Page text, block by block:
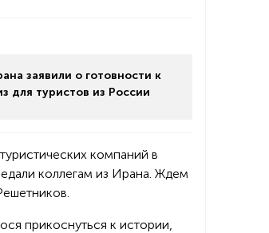
заявили о готовности к
для туристов из России
компаний в
коллегам из Ирана. Ждем
прикоснуться к истории,